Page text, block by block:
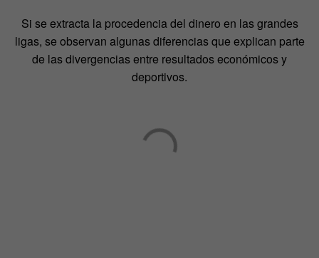
Si se extracta la procedencia del dinero en las grandes
ligas, se observan algunas diferencias que explican parte
de las divergencias entre resultados económicos y
deportivos.